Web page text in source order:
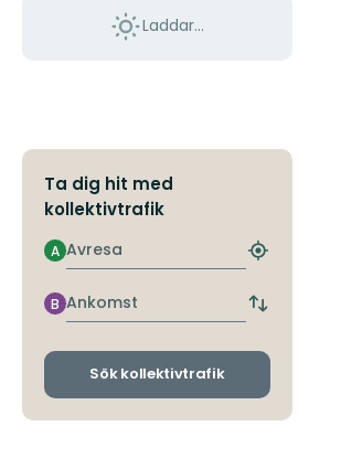
Laddar...
Ta dig hit med
kollektivtrafik
Avresa
A
Hitta
hållplats
Ankomst
B
Byt
och
Sök kollektivtrafik